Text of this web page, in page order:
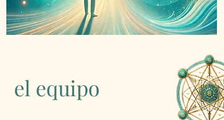
el equipo